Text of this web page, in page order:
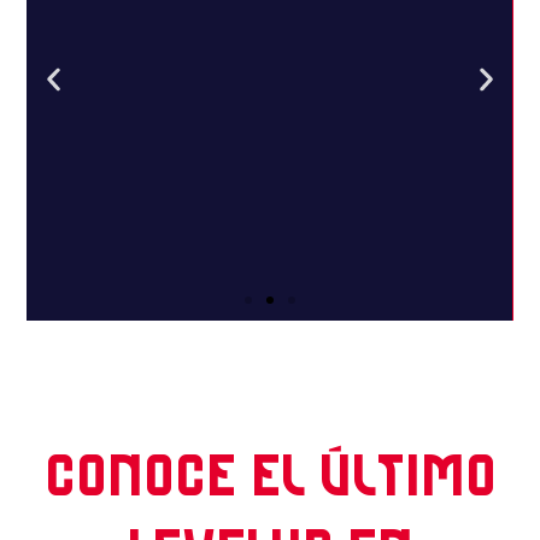
en hockey
CONOCE EL ÚLTIMO